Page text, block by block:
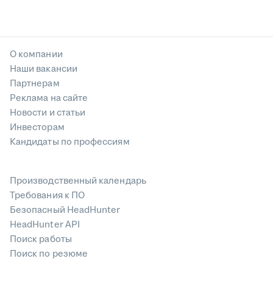
О компании
Наши вакансии
Партнерам
Реклама на сайте
Новости и статьи
Инвесторам
Кандидаты по профессиям
Производственный календарь
Требования к ПО
Безопасный HeadHunter
HeadHunter API
Поиск работы
Поиск по резюме